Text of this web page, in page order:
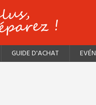
GUIDE D'ACHAT